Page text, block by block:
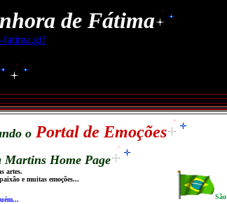
de Fátima
o Portal de Emoções
Martins Home Page
artes.
e muitas emoções...
...